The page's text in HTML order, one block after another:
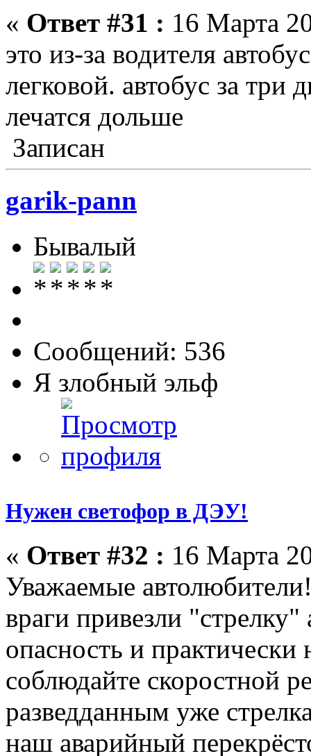
« Ответ #31 : 16 Марта
это из-за водителя
легковой. автобус за три
лечатся дольше
Записан
garik-pann
Бывалый
Сообщений: 536
Я злобный эльф
Нужен светофор в ДЭУ!
« Ответ #32 : 16 Марта
Уважаемые
враги привезли
опасность и
соблюдайте скоростной
разведданным уже
наш аварийный